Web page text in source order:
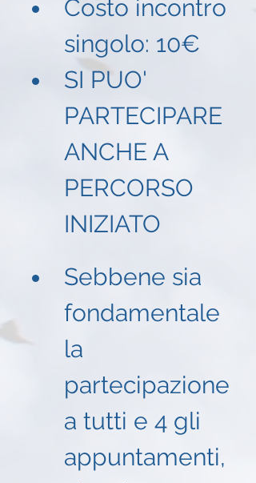
Costo incontro
singolo: 10€
SI PUO'
PARTECIPARE
ANCHE A
PERCORSO
INIZIATO
Sebbene sia
fondamentale
la
partecipazione
a tutti e 4 gli
appuntamenti,